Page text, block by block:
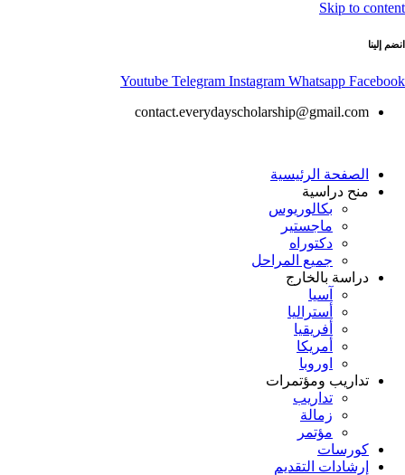
Skip to content
انضم إلينا
Youtube Telegram Instagram Whatsapp Facebook
contact.everydayscholarship@gmail.com
الصفحة الرئيسية
منح دراسية
بكالوريوس
ماجستير
دكتوراه
جميع المراحل
دراسة بالخارج
آسيا
أستراليا
أفريقيا
أمريكا
اوروبا
تداريب ومؤتمرات
تداريب
زمالة
مؤتمر
كورسات
إرشادات التقديم